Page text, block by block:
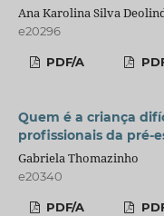
Ana Karolina Silva
e20296
PDF/A
Quem é a criança
profissionais da pré-
Gabriela Thomazinho
e20340
PDF/A